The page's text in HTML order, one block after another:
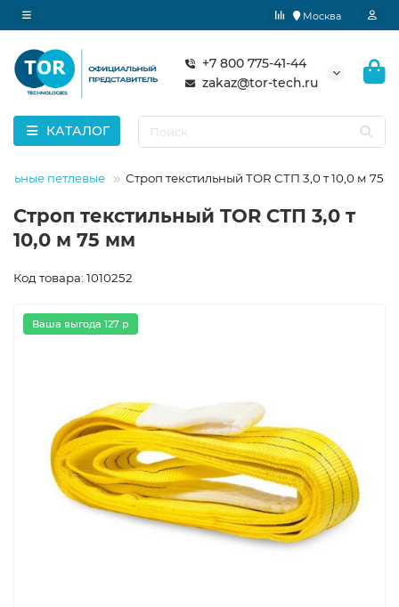
Москва
+7 800 775-41-44
zakaz@tor-tech.ru
КАТАЛОГ
петлевые Строп текстильный TOR СТП 3,0 т 10,0 м 75
Строп текстильный TOR СТП 3,0 т
10,0 м 75 мм
Код товара: 1010252
Ваша выгода 127 р